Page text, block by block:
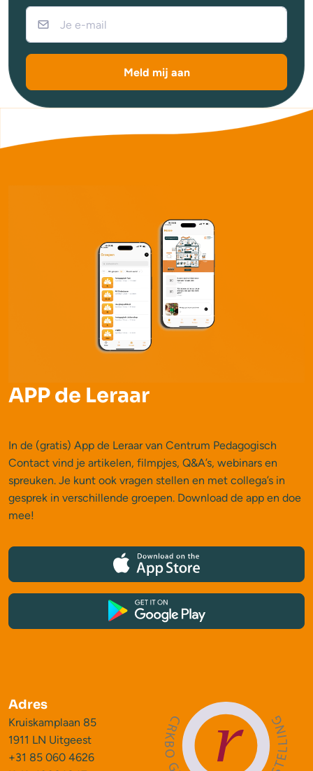
Meld mij aan
APP de Leraar
In de (gratis) App de Leraar van Centrum Pedagogisch
Contact vind je artikelen, filmpjes, Q&A’s, webinars en
spreuken. Je kunt ook vragen stellen en met collega’s in
gesprek in verschillende groepen. Download de app en doe
mee!
Adres
Kruiskamplaan 85
1911 LN Uitgeest
+31 85 060 4626